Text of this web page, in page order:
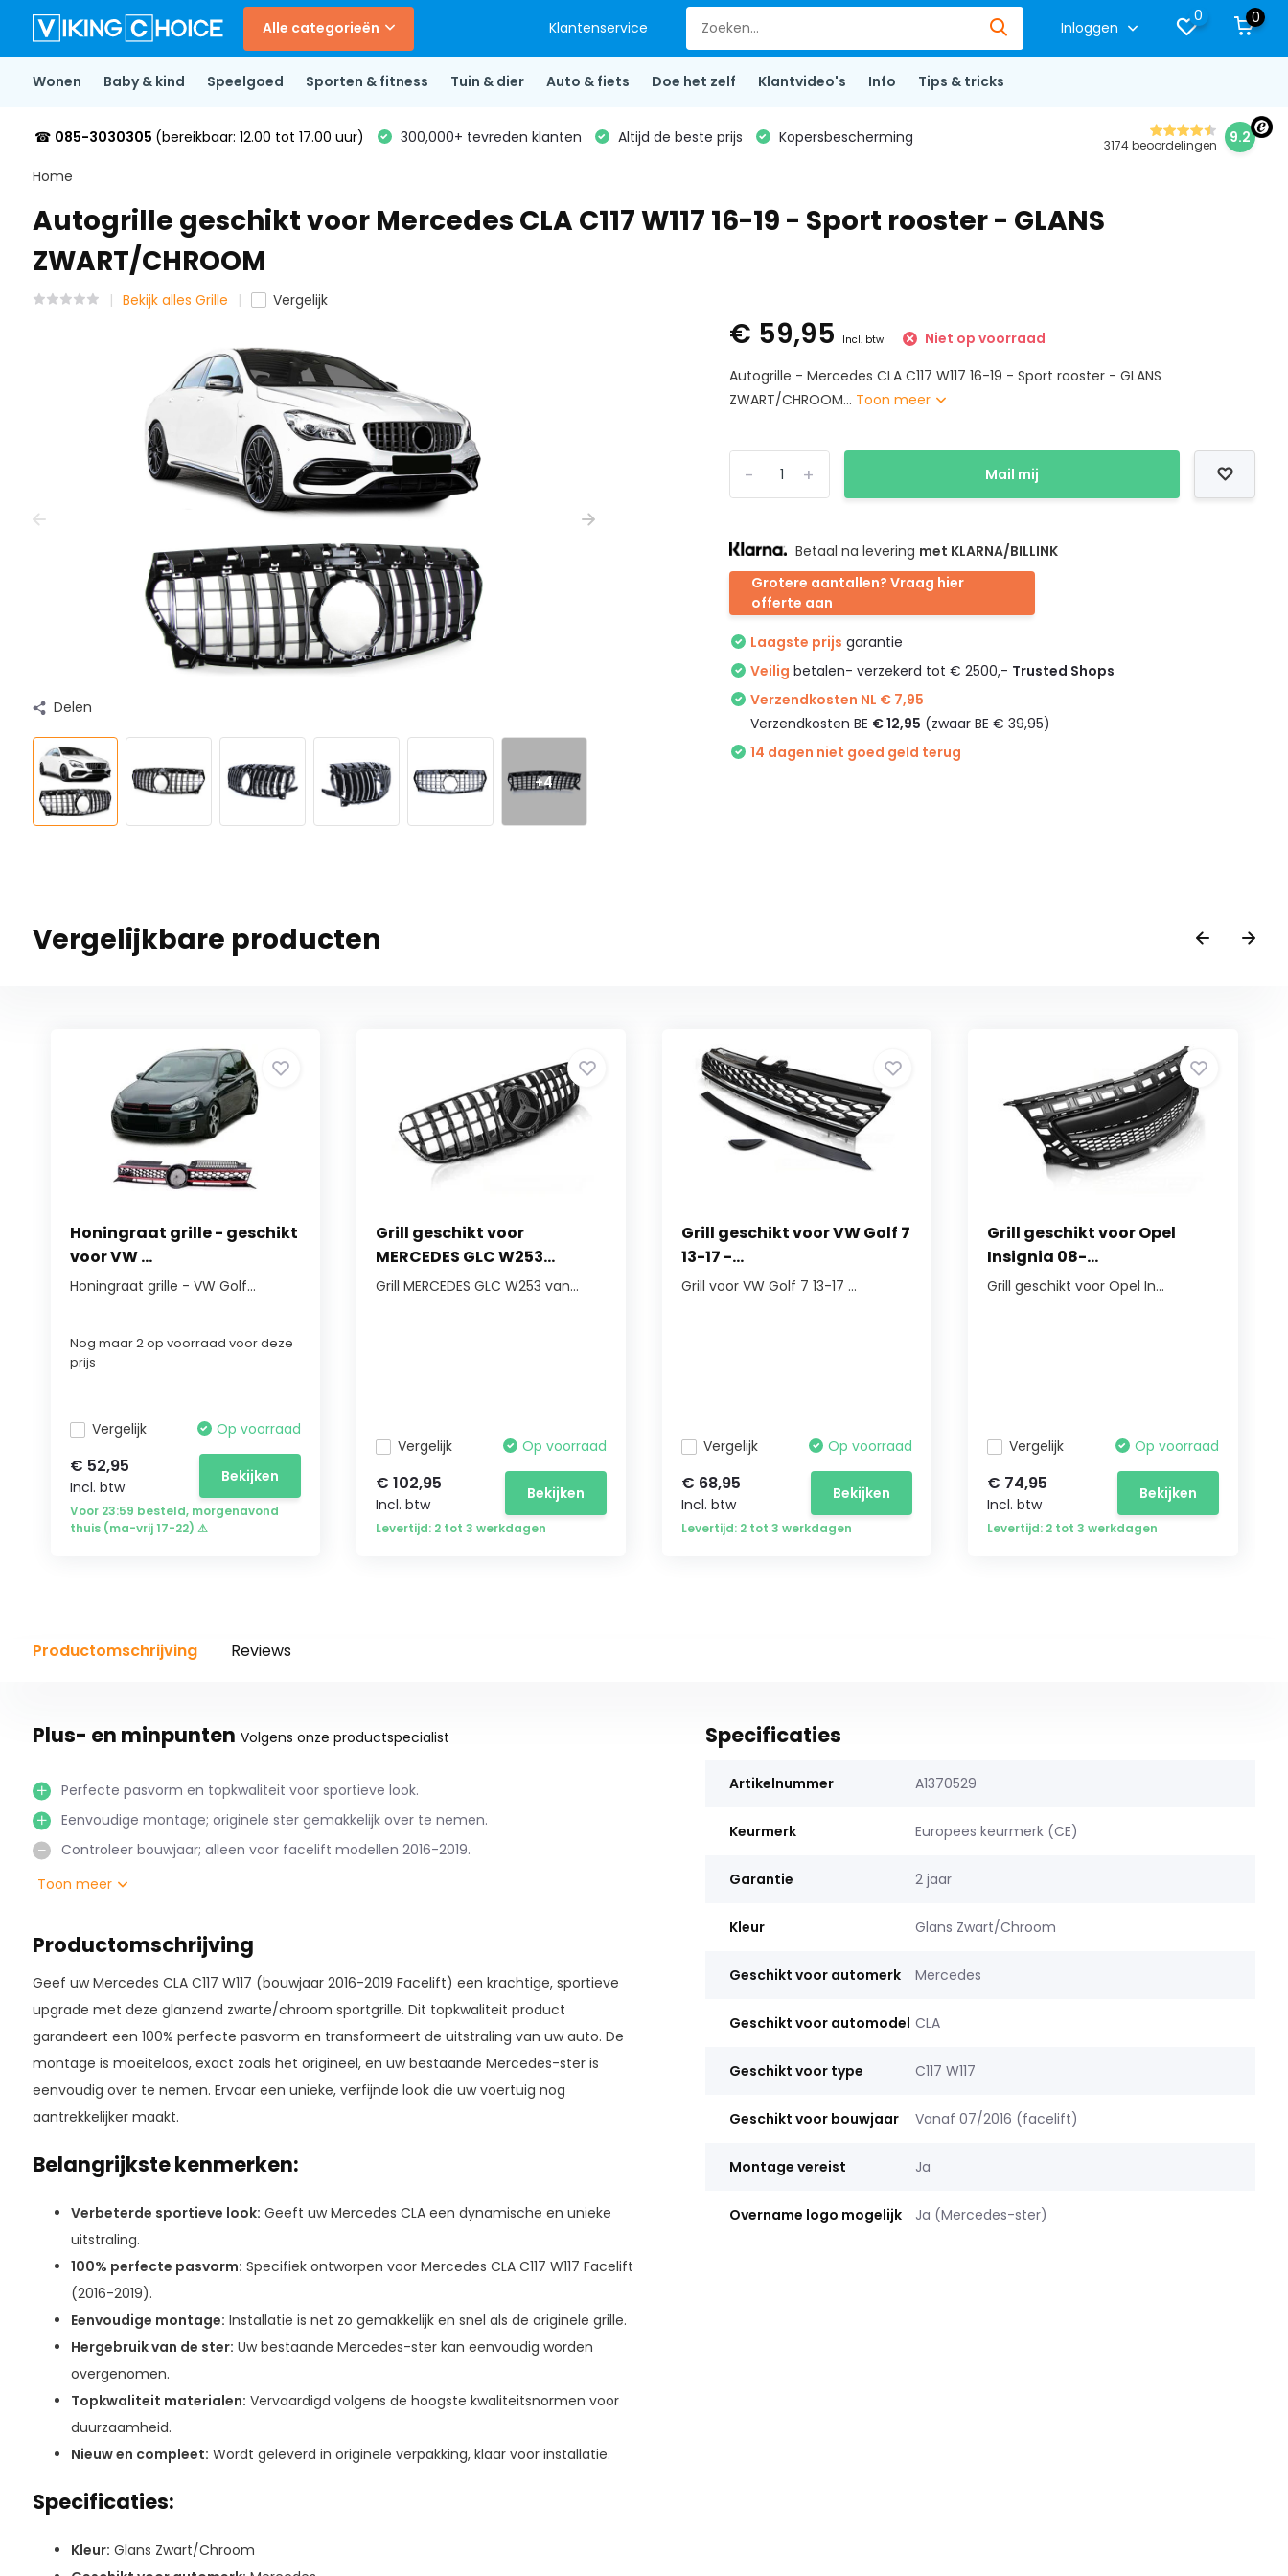
Alle categorieën Klantenservice Inloggen
0 0
Wonen Baby & kind Speelgoed Sporten & fitness Tuin & dier Auto & fiets Doe het zelf Klantvideo's Info Tips & tricks
☎ 085-3030305 (bereikbaar: 12.00 tot 17.00 uur) 300,000+ tevreden klanten Altijd de beste prijs Kopersbescherming 3174 beoordelingen 9.2
Home
Autogrille geschikt voor Mercedes CLA C117 W117 16-19 - Sport rooster - GLANS
ZWART/CHROOM
Bekijk alles Grille Vergelijk
Delen
+4
€ 59,95 Incl. btw
Niet op voorraad
Autogrille - Mercedes CLA C117 W117 16-19 - Sport rooster - GLANS
ZWART/CHROOM... Toon meer
+
- Mail mij
Betaal na levering met KLARNA/BILLINK
Grotere aantallen? Vraag hier
offerte aan
Laagste prijs garantie
Veilig betalen- verzekerd tot € 2500,- Trusted Shops
Verzendkosten NL € 7,95
Verzendkosten BE € 12,95 (zwaar BE € 39,95)
14 dagen niet goed geld terug
Vergelijkbare producten
Honingraat grille - geschikt
voor VW ...
Honingraat grille - VW Golf...
Nog maar 2 op voorraad voor deze
prijs
Vergelijk Op voorraad
€ 52,95
Incl. btw
Bekijken
Voor 23:59 besteld, morgenavond
thuis (ma-vrij 17-22) ⚠
Grill geschikt voor
MERCEDES GLC W253...
Grill MERCEDES GLC W253 van...
Vergelijk Op voorraad
€ 102,95
Incl. btw
Bekijken
Levertijd: 2 tot 3 werkdagen
Grill geschikt voor VW Golf 7
13-17 -...
Grill voor VW Golf 7 13-17 ...
Vergelijk Op voorraad
€ 68,95
Incl. btw
Bekijken
Levertijd: 2 tot 3 werkdagen
Grill geschikt voor Opel
Insignia 08-...
Grill geschikt voor Opel In...
Vergelijk Op voorraad
€ 74,95
Incl. btw
Bekijken
Levertijd: 2 tot 3 werkdagen
Productomschrijving Reviews
Plus- en minpunten Volgens onze productspecialist
Perfecte pasvorm en topkwaliteit voor sportieve look.
Eenvoudige montage; originele ster gemakkelijk over te nemen.
Controleer bouwjaar; alleen voor facelift modellen 2016-2019.
Toon meer
Productomschrijving
Geef uw Mercedes CLA C117 W117 (bouwjaar 2016-2019 Facelift) een krachtige, sportieve
upgrade met deze glanzend zwarte/chroom sportgrille. Dit topkwaliteit product
garandeert een 100% perfecte pasvorm en transformeert de uitstraling van uw auto. De
montage is moeiteloos, exact zoals het origineel, en uw bestaande Mercedes-ster is
eenvoudig over te nemen. Ervaar een unieke, verfijnde look die uw voertuig nog
aantrekkelijker maakt.
Belangrijkste kenmerken:
Verbeterde sportieve look: Geeft uw Mercedes CLA een dynamische en unieke
uitstraling.
100% perfecte pasvorm: Specifiek ontworpen voor Mercedes CLA C117 W117 Facelift
(2016-2019).
Eenvoudige montage: Installatie is net zo gemakkelijk en snel als de originele grille.
Hergebruik van de ster: Uw bestaande Mercedes-ster kan eenvoudig worden
overgenomen.
Topkwaliteit materialen: Vervaardigd volgens de hoogste kwaliteitsnormen voor
duurzaamheid.
Nieuw en compleet: Wordt geleverd in originele verpakking, klaar voor installatie.
Specificaties:
Kleur: Glans Zwart/Chroom
Specificaties
Artikelnummer A1370529
Keurmerk Europees keurmerk (CE)
Garantie 2 jaar
Kleur Glans Zwart/Chroom
Geschikt voor automerk Mercedes
Geschikt voor automodel CLA
Geschikt voor type C117 W117
Geschikt voor bouwjaar Vanaf 07/2016 (facelift)
Montage vereist Ja
Overname logo mogelijk Ja (Mercedes-ster)